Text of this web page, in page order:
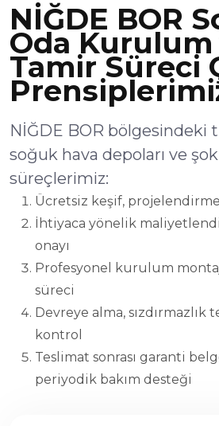
NİĞDE BOR
Oda Kurulum
Tamir Süreci
NİĞDE BOR bölgesindeki
soğuk hava depoları ve
süreçlerimiz:
Ücretsiz keşif,
İhtiyaca yönelik
onayı
Profesyonel kurulum
süreci
Devreye alma, sızdırmazlık
kontrol
Teslimat sonrası garanti
periyodik bakım desteği